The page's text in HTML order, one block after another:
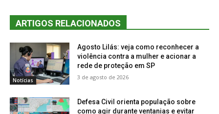
ARTIGOS RELACIONADOS
Notícias
Agosto Lilás: veja como reconhecer a
violência contra a mulher e acionar a
rede de proteção em SP
3 de agosto de 2026
Defesa Civil orienta população sobre
como agir durante ventanias e evitar